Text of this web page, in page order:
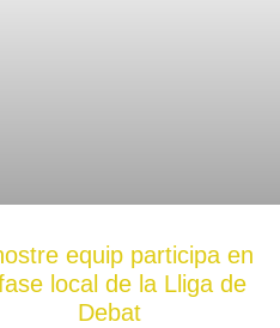
equip participa en
local de la Lliga de
Debat